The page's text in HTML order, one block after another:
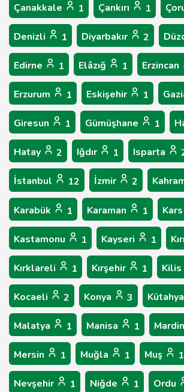
Çanakkale 1 Çankırı 1
Denizli 1 Diyarbakır 2
Edirne 1 Elâzığ 1 Erzincan
Erzurum 1 Eskişehir 1
Giresun 1 Gümüşhane 1
Hatay 2 Iğdır 1 Isparta
İstanbul 12 İzmir 2
Karabük 1 Karaman 1 Kars
Kastamonu 1 Kayseri 1
Kırklareli 1 Kırşehir 1 Kilis
Kocaeli 2 Konya 3 Kütahya
Malatya 1 Manisa 1 Mardin
Mersin 1 Muğla 1 Muş 1
Nevşehir 1 Niğde 1 Ordu